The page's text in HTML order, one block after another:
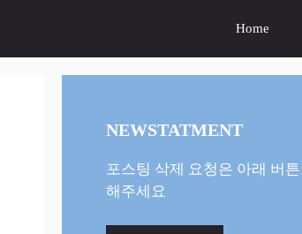
Home
NEWSTATMENT
포스팅 삭제 요청은 아래 버
해주세요